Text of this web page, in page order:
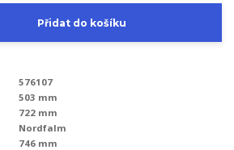
Přidat do košíku
576107
503 mm
722 mm
Nordfalm
746 mm